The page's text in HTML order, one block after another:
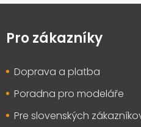
Z
pPro zákazníky
Doprava a platba
Poradna pro modeláře
Pre slovenských